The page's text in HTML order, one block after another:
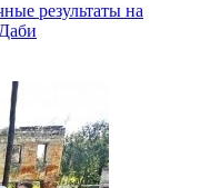
результаты на